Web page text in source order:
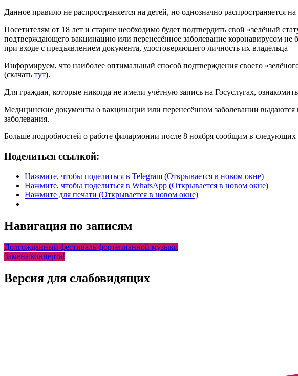
Данное правило не распространяется на детей, но однозначно
Посетителям от 18 лет и старше необходимо будет подтвердить свой «зелёный
подтверждающего вакцинацию или перенесённое заболевание коронавирусом не
при входе с предъявлением документа, удостоверяющего личность их владельца
Информируем, что наиболее оптимальный способ подтверждения своего
(скачать тут).
Для граждан, которые никогда не имели учётную запись на Госуслугах,
Медицинские документы о вакцинации или перенесённом заболевании
заболевания.
Больше подробностей о работе филармонии после 8 ноября сообщим в следующих
Поделиться ссылкой:
Нажмите, чтобы поделиться в Telegram (Открывается в новом окне)
Нажмите, чтобы поделиться в WhatsApp (Открывается в новом окне)
Нажмите для печати (Открывается в новом окне)
Навигация по записям
Долгожданный фестиваль фортепианной музыки
Замена концерта!
Версия для слабовидящих